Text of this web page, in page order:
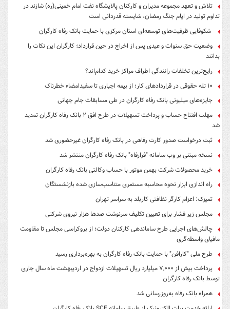
تلاش و تعهد مجموعه مدیران و کارکنان پالایشگاه نفت امام خمینی(ره) شازند در
تداوم تولید در ایام جنگ رمضان، شایسته قدردانی است
شکوفایی ظرفیت‌های توسعه‌ای استان مرکزی با حمایت بانک رفاه کارگران
وضعیت حق سنوات و عیدی پس از اخراج در حین قرارداد؛ کارگران این نکات را
بدانند
رایج‌ترین تخلفات رانندگی اطراف مراکز خرید کدام‌اند؟
۱۰ تله حقوقی در قراردادهای کار؛ از بیمه اجباری تا سفیدامضاء خطرناک
جایزه‌های میلیونی بانک رفاه کارگران در طی مسابقات جام جهانی
مهلت افتتاح حساب و پرداخت تسهیلات در طرح افق ۲ بانک رفاه کارگران تمدید
شد
ثبت درخواست صدور کارت رفاهی در بانک رفاه کارگران غیرحضوری شد
نسخه مبتنی بر وب سامانه "فرارفاه" بانک رفاه کارگران منتشر شد
خرید محصولات شرکت بهمن موتور با حساب وکالتی بانک رفاه کارگران
راه اندازی ابزار نحوه محاسبه مستمری متناسب‌سازی شده بازنشستگان
تمیزک: اعزام کارگر نظافتی کاربلد به سراسر تهران
مجلس زیر فشار برای تعیین تکلیف سرنوشت صدها هزار نیروی شرکتی
چالش‌های اجرایی طرح ساماندهی کارکنان دولت؛ از بروکراسی مجلس تا مقاومت
مافیای واسطه‌گری
طرح ملی "کارافن" با حمایت بانک رفاه کارگران به بهره‌برداری رسید
پرداخت بیش از ۷,۰۰۰ میلیارد ریال تسهیلات ازدواج در اردیبهشت ماه سال جاری
توسط بانک رفاه کارگران
همراه بانک رفاه به‌روزرسانی شد